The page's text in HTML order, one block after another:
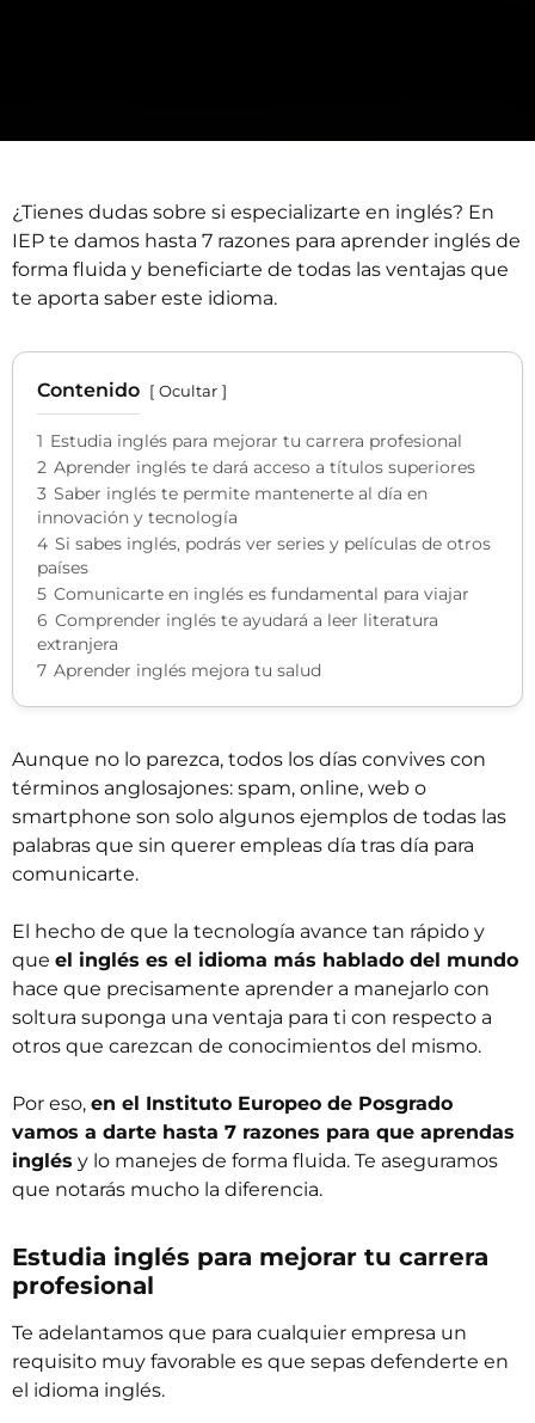
¿Tienes dudas sobre si especializarte en inglés? En
IEP te damos hasta 7 razones para aprender inglés de
forma fluida y beneficiarte de todas las ventajas que
te aporta saber este idioma.
Contenido Ocultar
1 Estudia inglés para mejorar tu carrera profesional
2 Aprender inglés te dará acceso a títulos superiores
3 Saber inglés te permite mantenerte al día en
innovación y tecnología
4 Si sabes inglés, podrás ver series y películas de otros
países
5 Comunicarte en inglés es fundamental para viajar
6 Comprender inglés te ayudará a leer literatura
extranjera
7 Aprender inglés mejora tu salud
Aunque no lo parezca, todos los días convives con
términos anglosajones: spam, online, web o
smartphone son solo algunos ejemplos de todas las
palabras que sin querer empleas día tras día para
comunicarte.
El hecho de que la tecnología avance tan rápido y
que el inglés es el idioma más hablado del mundo
hace que precisamente aprender a manejarlo con
soltura suponga una ventaja para ti con respecto a
otros que carezcan de conocimientos del mismo.
Por eso, en el Instituto Europeo de Posgrado
vamos a darte hasta 7 razones para que aprendas
inglés y lo manejes de forma fluida. Te aseguramos
que notarás mucho la diferencia.
Estudia inglés para mejorar tu carrera
profesional
Te adelantamos que para cualquier empresa un
requisito muy favorable es que sepas defenderte en
el idioma inglés.